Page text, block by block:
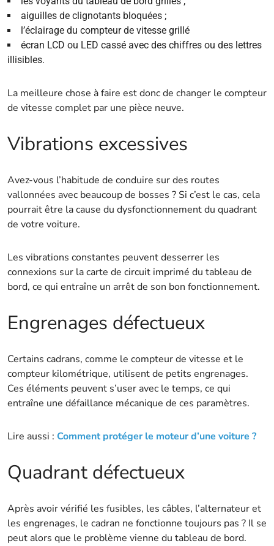
aiguilles de clignotants bloquées ;
l’éclairage du compteur de vitesse grillé
écran LCD ou LED cassé avec des chiffres ou des lettres
illisibles.
La meilleure chose à faire est donc de changer le compteur
de vitesse complet par une pièce neuve.
Vibrations excessives
Avez-vous l’habitude de conduire sur des routes
vallonnées avec beaucoup de bosses ? Si c’est le cas, cela
pourrait être la cause du dysfonctionnement du quadrant
de votre voiture.
Les vibrations constantes peuvent desserrer les
connexions sur la carte de circuit imprimé du tableau de
bord, ce qui entraîne un arrêt de son bon fonctionnement.
Engrenages défectueux
Certains cadrans, comme le compteur de vitesse et le
compteur kilométrique, utilisent de petits engrenages.
Ces éléments peuvent s’user avec le temps, ce qui
entraîne une défaillance mécanique de ces paramètres.
Lire aussi : Comment protéger le moteur d’une voiture ?
Quadrant défectueux
Après avoir vérifié les fusibles, les câbles, l’alternateur et
les engrenages, le cadran ne fonctionne toujours pas ? Il se
peut alors que le problème vienne du tableau de bord.